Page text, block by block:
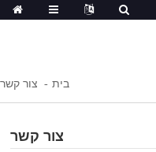
בית צור קשר
צור קשר